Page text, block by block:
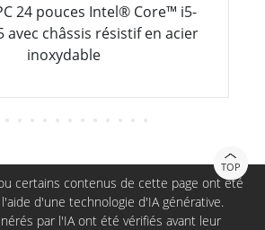
24 pouces Intel® Core™ i5-
avec châssis résistif en acier
inoxydable
TOP
certains contenus de cette page ont été
d'une technologie d'IA générative.
par l'IA ont été vérifiés avant leur